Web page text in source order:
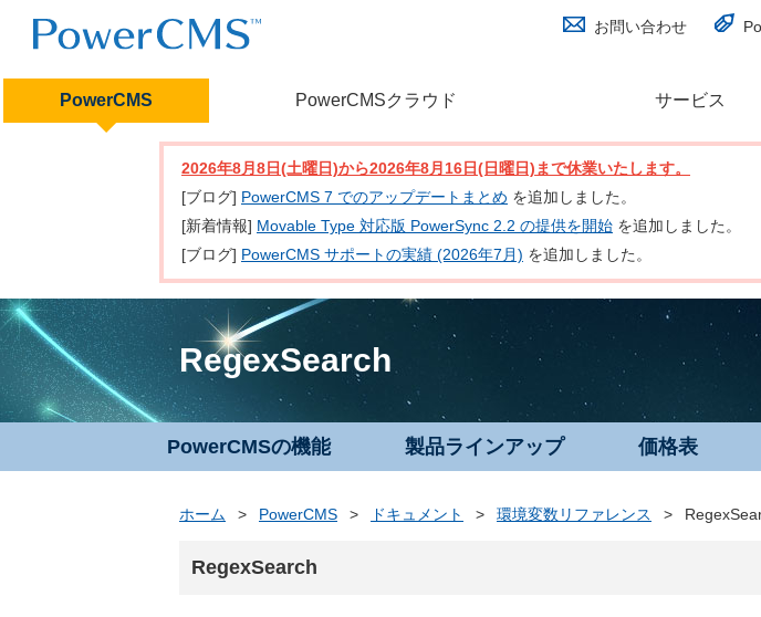
お問い合わせ
PowerCMS PowerCMSクラウド サービス
2026年8月8日(土曜日)から2026年8月16日(日曜日)まで休業いたします。
[ブログ] PowerCMS 7 でのアップデートまとめ を追加しました。
[新着情報] Movable Type 対応版 PowerSync 2.2 の提供を開始 を追加しました。
[ブログ] PowerCMS サポートの実績 (2026年7月) を追加しました。
RegexSearch
PowerCMSの機能 製品ラインアップ 価格表
ホーム > PowerCMS > ドキュメント > 環境変数リファレンス >
RegexSearch